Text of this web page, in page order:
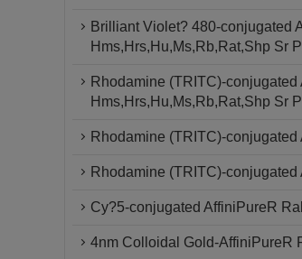
Brilliant Violet? 480-conjugated
Hms,Hrs,Hu,Ms,Rb,Rat,Shp Sr
Rhodamine (TRITC)-
Hms,Hrs,Hu,Ms,Rb,Rat,Shp Sr
Rhodamine (TRITC)-
Rhodamine (TRITC)-
Cy?5-conjugated AffiniPureR
4nm Colloidal Gold-AffiniPureR